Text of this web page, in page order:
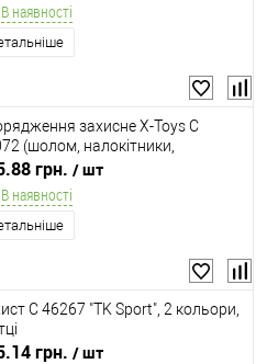
В наявності
захисне X-Toys С
(шолом, налокітники,
на зап'ястя, 3 кольори)
грн. / шт
В наявності
C 46267 "TK Sport", 2 кольори,
грн. / шт